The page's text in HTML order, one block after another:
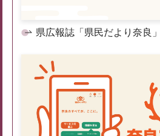
県広報誌「県民だより奈良」